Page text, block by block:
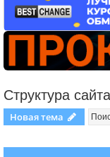
Структура сайта
Новая тема